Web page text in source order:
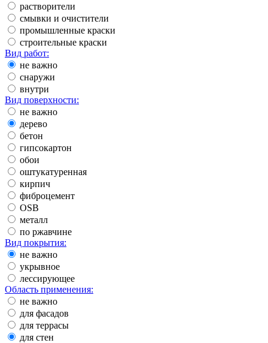
растворители
смывки и очистители
промышленные краски
строительные краски
Вид работ:
не важно
снаружи
внутри
Вид поверхности:
не важно
дерево
бетон
гипсокартон
обои
оштукатуренная
кирпич
фиброцемент
OSB
металл
по ржавчине
Вид покрытия:
не важно
укрывное
лессирующее
Область применения:
не важно
для фасадов
для террасы
для стен